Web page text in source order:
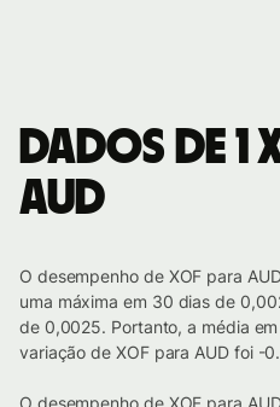
Dados de 1
AUD
O desempenho de XOF para
uma máxima em 30 dias de
de 0,0025. Portanto, a média
variação de XOF para AUD foi -